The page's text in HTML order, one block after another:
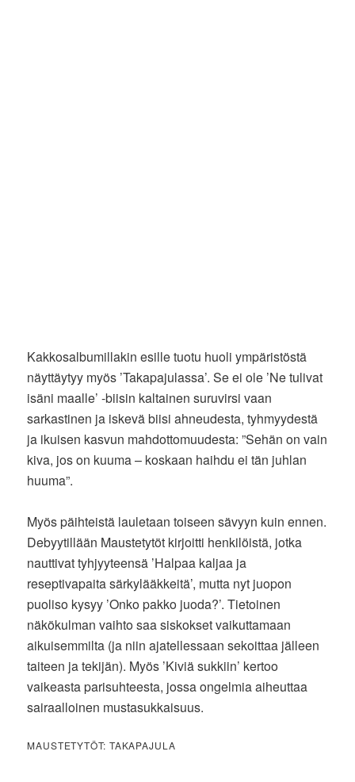
Kakkosalbumillakin esille tuotu huoli ympäristöstä
näyttäytyy myös ’Takapajulassa’. Se ei ole ’Ne tulivat
isäni maalle’ -biisin kaltainen suruvirsi vaan
sarkastinen ja iskevä biisi ahneudesta, tyhmyydestä
ja ikuisen kasvun mahdottomuudesta: ”Sehän on vain
kiva, jos on kuuma – koskaan haihdu ei tän juhlan
huuma”.
Myös päihteistä lauletaan toiseen sävyyn kuin ennen.
Debyytillään Maustetytöt kirjoitti henkilöistä, jotka
nauttivat tyhjyyteensä ’Halpaa kaljaa ja
reseptivapaita särkylääkkeitä’, mutta nyt juopon
puoliso kysyy ’Onko pakko juoda?’. Tietoinen
näkökulman vaihto saa siskokset vaikuttamaan
aikuisemmilta (ja niin ajatellessaan sekoittaa jälleen
taiteen ja tekijän). Myös ’Kiviä sukkiin’ kertoo
vaikeasta parisuhteesta, jossa ongelmia aiheuttaa
sairaalloinen mustasukkaisuus.
MAUSTETYTÖT: TAKAPAJULA